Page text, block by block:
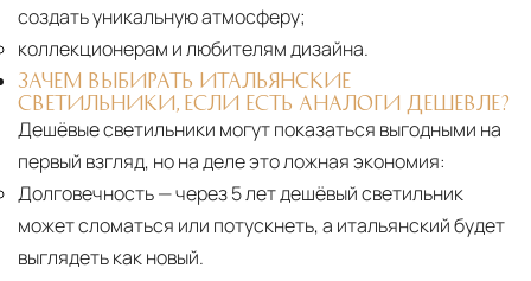
создать уникальную атмосферу;
коллекционерам и любителям дизайна.
ЗАЧЕМ ВЫБИРАТЬ ИТАЛЬЯНСКИЕ
СВЕТИЛЬНИКИ, ЕСЛИ ЕСТЬ АНАЛОГИ ДЕШЕВЛЕ?
Дешёвые светильники могут показаться выгодными на
первый взгляд, но на деле это ложная экономия:
Долговечность— через 5 лет дешёвый светильник
может сломаться или потускнеть, а итальянский будет
выглядеть как новый.